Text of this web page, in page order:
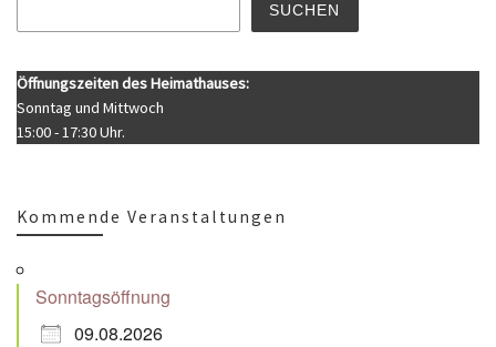
SUCHEN
Öffnungszeiten des Heimathauses:
Sonntag und Mittwoch
15:00 - 17:30 Uhr.
Kommende Veranstaltungen
Sonntagsöffnung
09.08.2026